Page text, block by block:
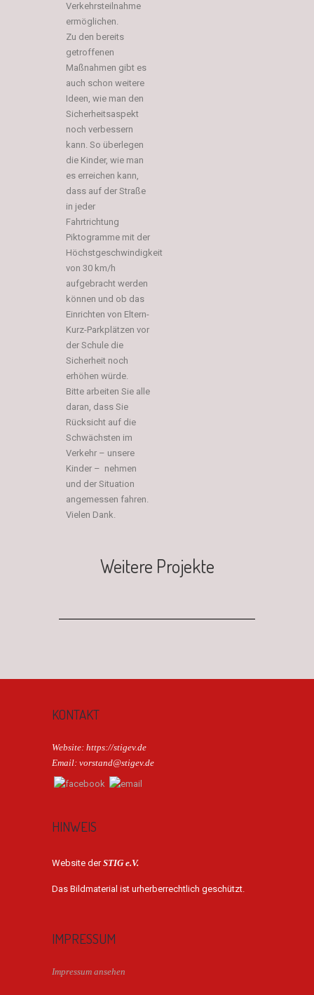
Verkehrsteilnahme
ermöglichen.
Zu den bereits
getroffenen
Maßnahmen gibt es
auch schon weitere
Ideen, wie man den
Sicherheitsaspekt
noch verbessern
kann. So überlegen
die Kinder, wie man
es erreichen kann,
dass auf der Straße
in jeder
Fahrtrichtung
Piktogramme mit der
Höchstgeschwindigkeit
von 30 km/h
aufgebracht werden
können und ob das
Einrichten von Eltern-
Kurz-Parkplätzen vor
der Schule die
Sicherheit noch
erhöhen würde.
Bitte arbeiten Sie alle
daran, dass Sie
Rücksicht auf die
Schwächsten im
Verkehr – unsere
Kinder – nehmen
und der Situation
angemessen fahren.
Vielen Dank.
Weitere Projekte
KONTAKT
Website: https://stigev.de
Email: vorstand@stigev.de
HINWEIS
Website derSTIG e.V.
Das Bildmaterial ist urherberrechtlich geschützt.
IMPRESSUM
Impressum ansehen